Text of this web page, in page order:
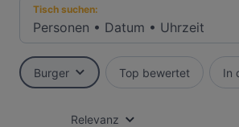
Tisch suchen:
Personen • Datum • Uhrzeit
Burger Top bewertet In
Relevanz